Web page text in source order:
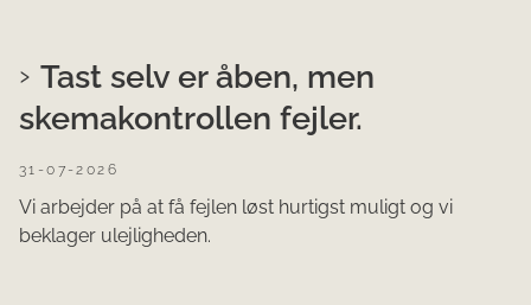
Tast selv er åben, men
skemakontrollen fejler.
31-07-2026
Vi arbejder på at få fejlen løst hurtigst muligt og vi
beklager ulejligheden.